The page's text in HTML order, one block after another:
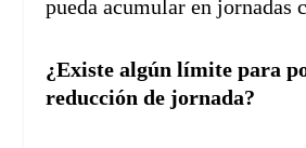
pueda acumular en jornadas
¿Existe algún límite para
reducción de jornada?